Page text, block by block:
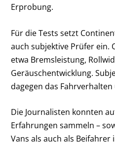
Erprobung.
Für die Tests setzt
auch subjektive Prüfer ein.
etwa Bremsleistung,
Geräuschentwicklung.
dagegen das
Die Journalisten konnten
Erfahrungen sammeln –
Vans als auch als